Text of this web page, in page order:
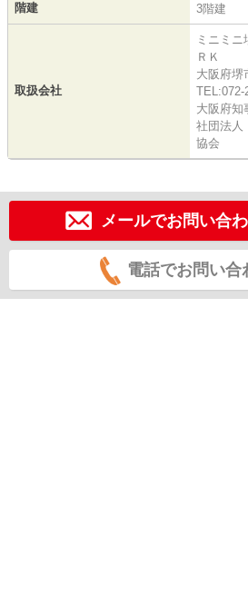
階建 3階建
取扱会社
ミニミニ
ＲＫ
大阪府堺
TEL:072-
大阪府知
社団法
協会
メールでお問い合
電話でお問い合